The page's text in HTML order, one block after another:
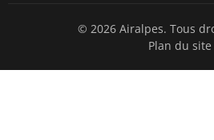
© 2026 Airalpes. Tous
Plan du site